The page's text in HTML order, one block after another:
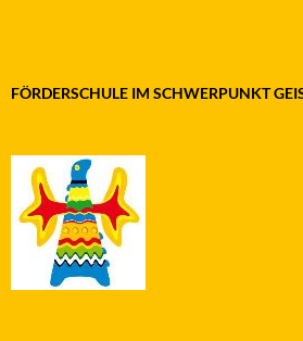
FÖRDERSCHULE IM SCHWERPUNKT